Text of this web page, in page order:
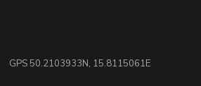
GPS 50.2103933N, 15.8115061E